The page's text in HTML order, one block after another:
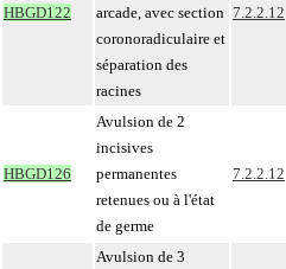
HBGD122
arcade, avec section
coronoradiculaire et
séparation des
racines
7.2.2.12
HBGD126
Avulsion de 2
incisives
permanentes
retenues ou à l'état
de germe
7.2.2.12
Avulsion de 3